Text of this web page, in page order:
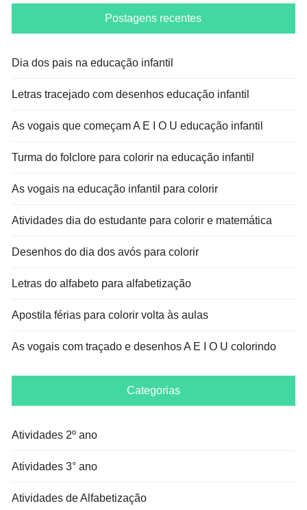
Postagens recentes
Dia dos pais na educação infantil
Letras tracejado com desenhos educação infantil
As vogais que começam A E I O U educação infantil
Turma do folclore para colorir na educação infantil
As vogais na educação infantil para colorir
Atividades dia do estudante para colorir e matemática
Desenhos do dia dos avós para colorir
Letras do alfabeto para alfabetização
Apostila férias para colorir volta às aulas
As vogais com traçado e desenhos A E I O U colorindo
Categorias
Atividades 2º ano
Atividades 3° ano
Atividades de Alfabetização